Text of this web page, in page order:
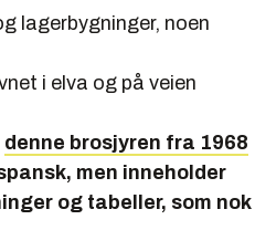
lagerbygninger, noen
i elva og på veien
denne brosjyren fra 1968
men inneholder
og tabeller, som nok